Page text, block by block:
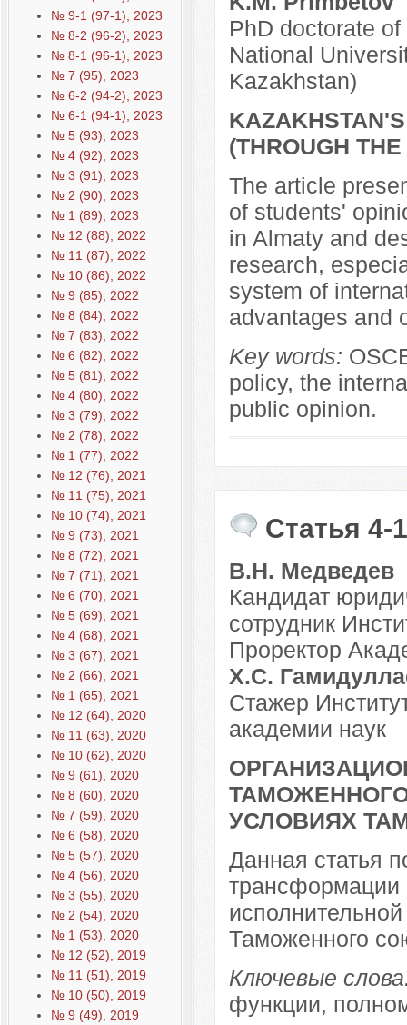
№ 9-1 (97-1), 2023
№ 8-2 (96-2), 2023
№ 8-1 (96-1), 2023
№ 7 (95), 2023
№ 6-2 (94-2), 2023
№ 6-1 (94-1), 2023
№ 5 (93), 2023
№ 4 (92), 2023
№ 3 (91), 2023
№ 2 (90), 2023
№ 1 (89), 2023
№ 12 (88), 2022
№ 11 (87), 2022
№ 10 (86), 2022
№ 9 (85), 2022
№ 8 (84), 2022
№ 7 (83), 2022
№ 6 (82), 2022
№ 5 (81), 2022
№ 4 (80), 2022
№ 3 (79), 2022
№ 2 (78), 2022
№ 1 (77), 2022
№ 12 (76), 2021
№ 11 (75), 2021
№ 10 (74), 2021
№ 9 (73), 2021
№ 8 (72), 2021
№ 7 (71), 2021
№ 6 (70), 2021
№ 5 (69), 2021
№ 4 (68), 2021
№ 3 (67), 2021
№ 2 (66), 2021
№ 1 (65), 2021
№ 12 (64), 2020
№ 11 (63), 2020
№ 10 (62), 2020
№ 9 (61), 2020
№ 8 (60), 2020
№ 7 (59), 2020
№ 6 (58), 2020
№ 5 (57), 2020
№ 4 (56), 2020
№ 3 (55), 2020
№ 2 (54), 2020
№ 1 (53), 2020
№ 12 (52), 2019
№ 11 (51), 2019
№ 10 (50), 2019
№ 9 (49), 2019
PhD doctorate
National
Kazakhstan)
(THROUGH
The article
of students'
in Almaty and
research,
system of
advantages and
Key words:
policy, the
public opinion.
Статья 4-
В.Н. Медведев
Кандидат
сотрудник
Проректор
Х.С.
Стажер
академии наук
УСЛОВИЯХ
Данная статья
трансформации
Таможенного
Ключевые
функции,